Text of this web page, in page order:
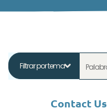
Contact Us